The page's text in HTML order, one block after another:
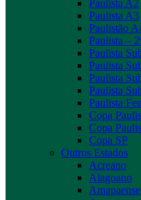
Paulista A2
Paulista A3
Paulistão
Paulista –
Paulista
Paulista
Paulista
Paulista
Paulista
Copa
Copa
Copa SP
Outros Estados
Acreano
Alagoano
Amapaense